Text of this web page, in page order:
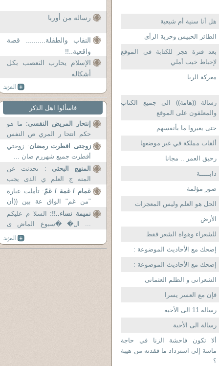
هل أنا سنية أم شيعية
الطائر الحبيس وحرية الرأى
بعد فترة هجر للكتابة في الموقع
لإحباط خيب أملي
معركة الربا
رسالة ((هامة)) الى جميع الكتاب
والمعلقون على الموقع
حتى يغيروا ما بأنفسهم
ألقاب مملكة في غير موضعها
رحيق العمر .. مجانا
دابـــــة
صور مؤلمة
الحل هو العلم وليس المعجزات
الأرض
للشعراء وهواة الشعر فقط
إضحك مع الأحاديث الموضوعة :
إضحك مع الأحاديث الموضوعة :
الشعرانى و الظلم العثمانى
فإن مع العسر يسرا
رسالة 11 الى الأحبة
رسالة الى الأحبة
ألا تكون فاحشة الزنا في حاجة
ماسة إلى استرداد ما فقدته من هيبة
؟
رساله من أوربا
النقاب والطفلة.......... قصة
واقعية..!!
الإسلام يحارب التعصب بكل
أشكاله
فاسألوا اهل الذكر
إنتحار المريض النفسى: ما هو
حكم انتحا ر المري ض النفس
ى وهو يعلم ان...
زوجتى افطرت رمضان: زوجتي
أفطرت جميع شهررم ضان ...
المنهج البحثى : تحدثت عن
المنه ج العلم ي الذى يجب
على...
غمام / غمة / غمّ: تأملت عبارة
"من غم" الواق عة بين ((أن
يخرجو ا ...
نميمة نساء..!!: السلا م عليكم
... ال� �سبوع الماض ى